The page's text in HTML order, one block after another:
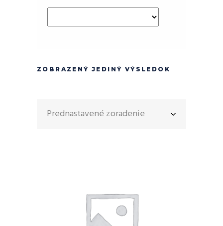
ZOBRAZENÝ JEDINÝ VÝSLEDOK
Prednastavené zoradenie